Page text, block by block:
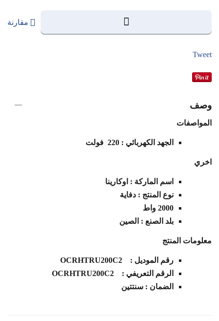
مقارنة
Tweet
وصف
المواصفات
الجهد الكهربائي : 220 فولت
اخري
اسم الماركة : اوكارينا
نوع المنتج : دفاية
2000 واط
بلد الصنع : الصين
معلومات المنتج
رقم الموديل : OCRHTRU200C2
الرقم التعريفي : OCRHTRU200C2
الضمان : سنتتين